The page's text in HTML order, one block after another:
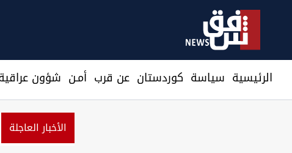
الرئيسية سیاسة كوردستان عن قرب أمـن شؤون
الأخبار العاجلة